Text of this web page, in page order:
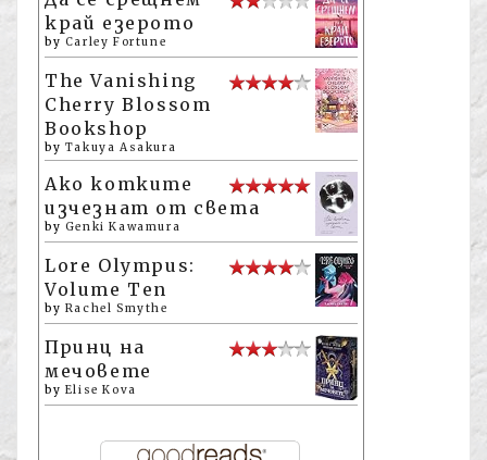
край езерото
by Carley Fortune
The Vanishing
Cherry Blossom
Bookshop
by Takuya Asakura
Ако котките
изчезнат от света
by Genki Kawamura
Lore Olympus:
Volume Ten
by Rachel Smythe
Принц на
мечовете
by Elise Kova